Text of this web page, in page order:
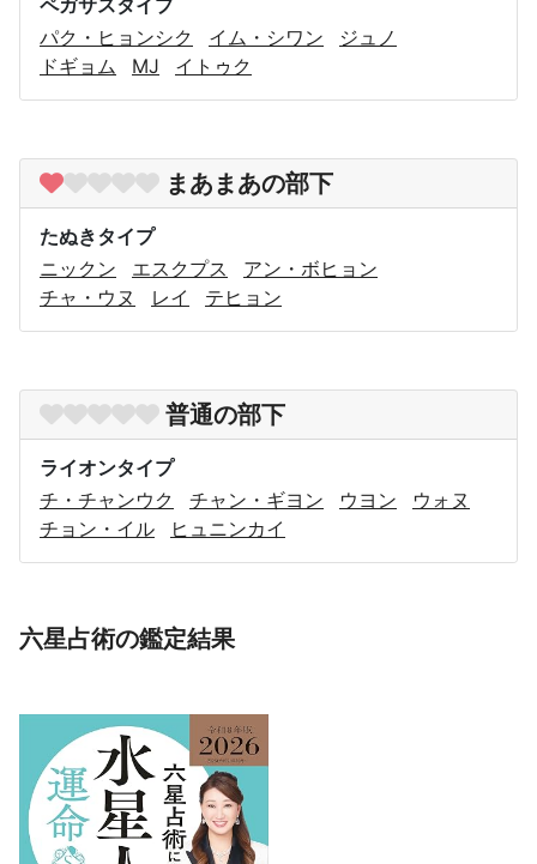
ペガサスタイプ
パク・ヒョンシク
イム・シワン
ジュノ
ドギョム
MJ イトゥク
まあまあの部下
たぬきタイプ
ニックン
エスクプス
アン・ボヒョン
チャ・ウヌ
レイ テヒョン
普通の部下
ライオンタイプ
チ・チャンウク
チャン・ギヨン ウヨン
ウォヌ
チョン・イル
ヒュニンカイ
六星占術の鑑定結果